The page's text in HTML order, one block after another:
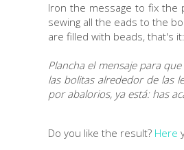
Iron the message to fix
sewing all the eads to the
are filled with beads, that's
Plancha el mensaje para
las bolitas alrededor de las
por abalorios, ya está: has
Do you like the result? Here